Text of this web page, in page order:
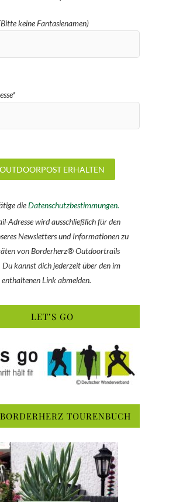
keine Fantasienamen)
dieDatenschutzbestimmungen.
Adresse wird ausschließlich für den
Newsletters und Informationen zu
von Borderherz® Outdoortrails
kannst dich jederzeit über den im
Link abmelden.
LET’S GO
TOURENBUCH